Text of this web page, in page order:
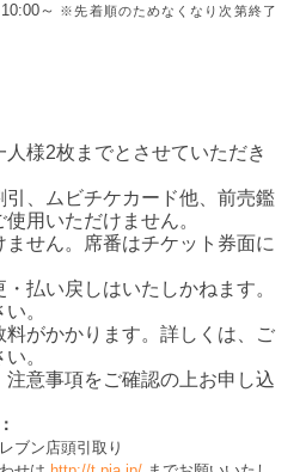
～
※先着順のためなくなり次第終了
様2枚までとさせていただき
、ムビチケカード他、前売鑑
用いただけません。
せん。席番はチケット券面に
払い戻しはいたしかねます。
。
がかかります。詳しくは、ご
。
意事項をご確認の上お申し込
ブン店頭引取り